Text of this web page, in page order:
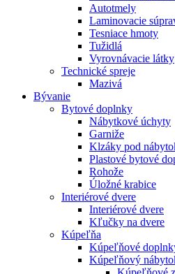
Autotmely
Laminovacie
Tesniace hmoty
Tužidlá
Vyrovnávacie látky
Technické spreje
Mazivá
Bývanie
Bytové doplnky
Nábytkové úchyty
Garniže
Klzáky pod
Plastové bytové
Rohože
Úložné krabice
Interiérové dvere
Interiérové dvere
Kľučky na dvere
Kúpeľňa
Kúpeľňové
Kúpeľňový